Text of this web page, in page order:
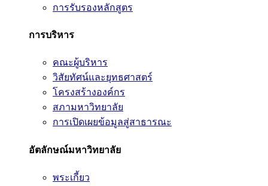
การรับรองหลักสูตร
การบริหาร
คณะผู้บริหาร
วิสัยทัศน์และยุทธศาสตร์
โครงสร้างองค์กร
สภามหาวิทยาลัย
การเปิดเผยข้อมูลสู่สาธารณะ
อัตลักษณ์มหาวิทยาลัย
พระเกี้ยว